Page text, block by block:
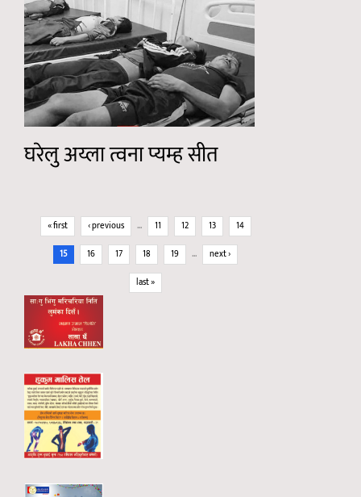
घरेलु अय्ला त्वना प्यम्ह सीत
Pages
« first ‹ previous … 11 12 13
14
15
16 17 18 19 …
next ›
last »